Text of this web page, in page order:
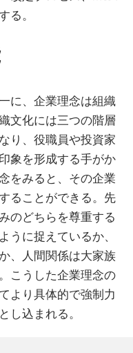
る。
に、企業理念は組織
文化には三つの階層
り、役職員や投資家
象を形成する手がか
をみると、その企業
ることができる。先
のどちらを尊重する
うに捉えているか、
、人間関係は大家族
こうした企業理念の
より具体的で強制力
し込まれる。